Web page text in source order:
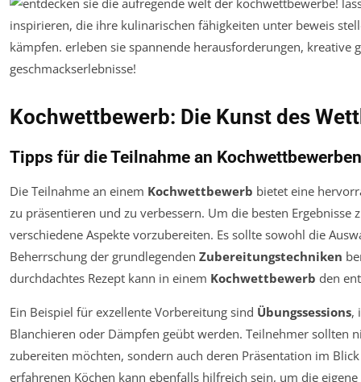
Kochwettbewerb: Die Kunst des
Tipps für die Teilnahme an Kochwettbewerben
Die Teilnahme an einem Kochwettbewerb bietet eine
zu präsentieren und zu verbessern. Um die besten Ergebnisse
verschiedene Aspekte vorzubereiten. Es sollte sowohl die
Beherrschung der grundlegenden Zubereitungstechniken
durchdachtes Rezept kann in einem Kochwettbewerb den
Ein Beispiel für exzellente Vorbereitung sind Übungssessions,
Blanchieren oder Dämpfen geübt werden. Teilnehmer sollten
zubereiten möchten, sondern auch deren Präsentation im
erfahrenen Köchen kann ebenfalls hilfreich sein, um die